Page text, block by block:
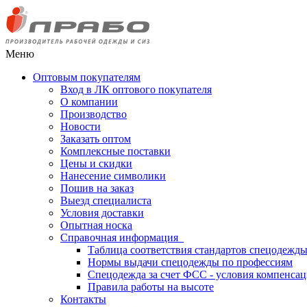
Меню
Оптовым покупателям
Вход в ЛК оптового покупателя
О компании
Производство
Новости
Заказать оптом
Комплексные поставки
Цены и скидки
Нанесение символики
Пошив на заказ
Выезд специалиста
Условия доставки
Опытная носка
Справочная информация
Таблица соответствия стандартов спецодежды
Нормы выдачи спецодежды по профессиям
Спецодежда за счет ФСС - условия
Правила работы на высоте
Контакты